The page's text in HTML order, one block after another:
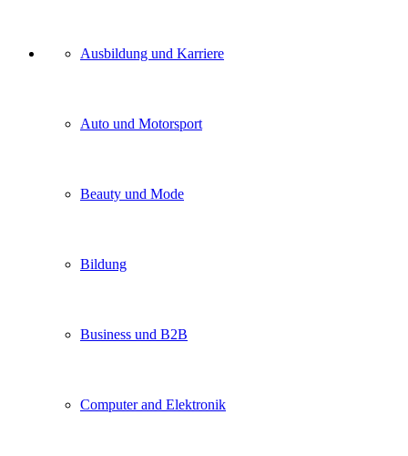
Unser
Kategorien
Ausbildung und Karriere
Auto und Motorsport
Beauty und Mode
Bildung
Business und B2B
Computer and Elektronik